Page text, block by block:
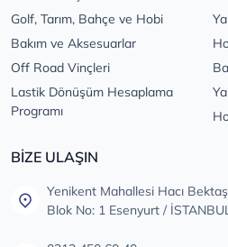
Golf, Tarım, Bahçe ve Hobi
Bakım ve Aksesuarlar
Off Road Vinçleri
Lastik Dönüşüm Hesaplama
Programı
BİZE ULAŞIN
Yenikent Mahallesi Hacı
Blok No: 1 Esenyurt /